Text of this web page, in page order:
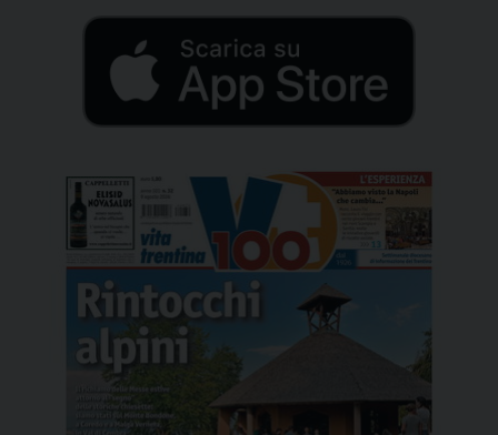
urbana. Le fonti documentarie […]